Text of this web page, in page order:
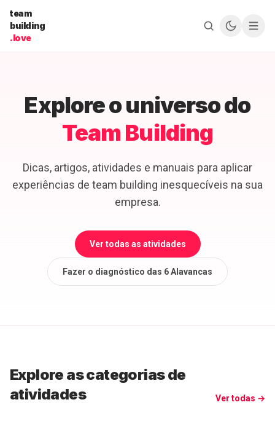
team
building
.love
Explore o universo do
Team Building
Dicas, artigos, atividades e manuais para aplicar
experiências de team building inesquecíveis na sua
empresa.
Ver todas as atividades
Fazer o diagnóstico das 6 Alavancas
Explore as categorias de
atividades
Ver todas →